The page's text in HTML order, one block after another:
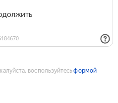
воспользуйтесьформой